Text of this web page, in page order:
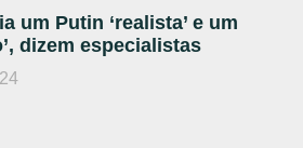
um Putin ‘realista’ e um
dizem especialistas